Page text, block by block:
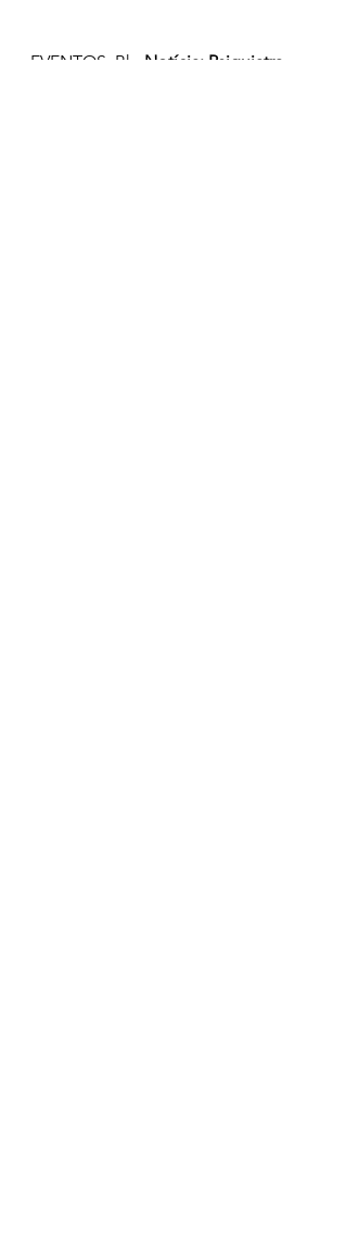
EVENTOS, Bh. Notícia: Psiquiatra